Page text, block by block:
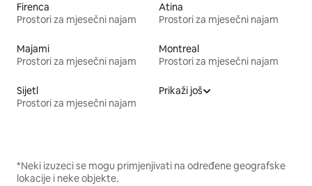
Firenca
Prostori za mjesečni najam
Atina
Prostori za mjesečni najam
Majami
Prostori za mjesečni najam
Montreal
Prostori za mjesečni najam
Sijetl
Prostori za mjesečni najam
Prikaži još
*Neki izuzeci se mogu primjenjivati na određene geografske
lokacije i neke objekte.